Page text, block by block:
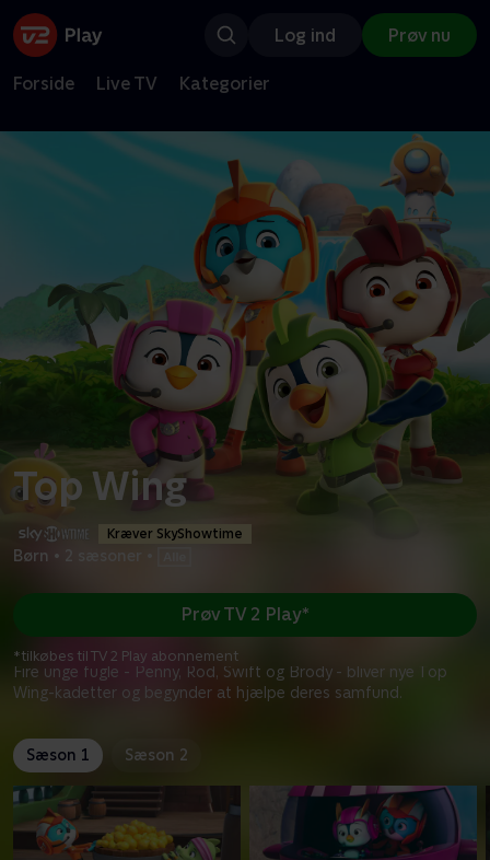
Log ind Prøv nu
Forside Live TV Kategorier
Top Wing
Kræver SkyShowtime
Børn • 2 sæsoner
Fire unge fugle - Penny, Rod, Swift og Brody - bliver nye Top
Wing-kadetter og begynder at hjælpe deres samfund.
Prøv TV 2 Play*
*tilkøbes til TV 2 Play abonnement
Sæson 1 Sæson 2